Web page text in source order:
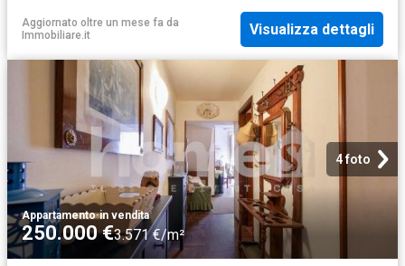
Aggiornato oltre un mese fa da
Immobiliare.it
Visualizza dettagli
4 foto
Appartamento·in vendita
250.000 €3.571 €/m²